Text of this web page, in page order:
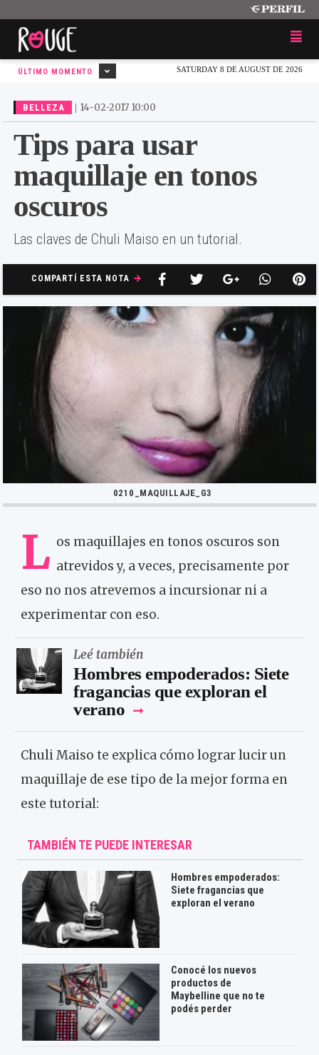
SATURDAY 8 DE AUGUST DE 2026
ÚLTIMO MOMENTO
BELLEZA | 14-02-2017 10:00
Tips para usar
maquillaje en tonos
oscuros
Las claves de Chuli Maiso en un tutorial.
COMPARTÍ ESTA NOTA
0210_MAQUILLAJE_G3
L os maquillajes en tonos oscuros son
atrevidos y, a veces, precisamente por
eso no nos atrevemos a incursionar ni a
experimentar con eso.
Leé también
Hombres empoderados: Siete
fragancias que exploran el
verano
Chuli Maiso te explica cómo lograr lucir un
maquillaje de ese tipo de la mejor forma en
este tutorial:
TAMBIÉN TE PUEDE INTERESAR
Hombres empoderados:
Siete fragancias que
exploran el verano
Conocé los nuevos
productos de
Maybelline que no te
podés perder